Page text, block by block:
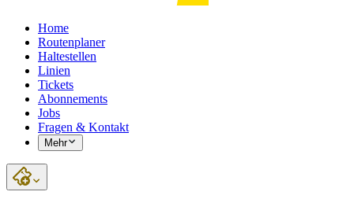
Home
Routenplaner
Haltestellen
Linien
Tickets
Abonnements
Jobs
Fragen & Kontakt
Mehr